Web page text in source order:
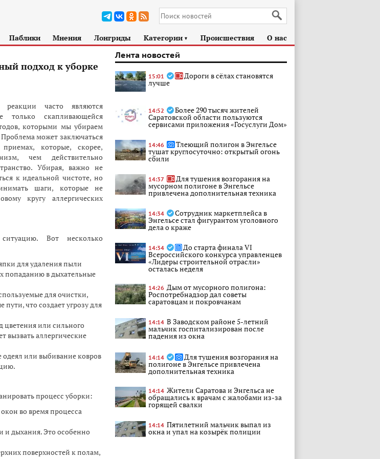
Паблики Мнения Лонгриды Категории ► Происшествия О нас
подход к уборке
реакции часто являются
только скапливающейся
которыми мы убираем
может заключаться
которые, скорее,
чем действительно
Убирая, важно не
к идеальной чистоте, но
шаги, которые не
кругу аллергических
Вот несколько
для удаления пыли
попаданию в дыхательные
для очистки,
что создает угрозу для
цветения или сильного
вызвать аллергические
одеял или выбивание ковров
процесс уборки:
во время процесса
и дыхания. Это особенно
поверхностей к полам,
Лента новостей
15:01 Дороги в сёлах становятся
лучше
14:52 Более 290 тысяч жителей
Саратовской области пользуются
сервисами приложения «Госуслуги Дом»
14:46 Тлеющий полигон в Энгельсе
тушат круглосуточно: открытый огонь
сбили
14:37 Для тушения возгорания на
мусорном полигоне в Энгельсе
привлечена дополнительная техника
14:34 Сотрудник маркетплейса в
Энгельсе стал фигурантом уголовного
дела о краже
14:34 До старта финала VI
Всероссийского конкурса управленцев
«Лидеры строительной отрасли»
осталась неделя
14:26 Дым от мусорного полигона:
Роспотребнадзор дал советы
саратовцам и покровчанам
14:14 В Заводском районе 5-летний
мальчик госпитализирован после
падения из окна
14:14 Для тушения возгорания на
полигоне в Энгельсе привлечена
дополнительная техника
14:14 Жители Саратова и Энгельса не
обращались к врачам с жалобами из-за
горящей свалки
14:14 Пятилетний мальчик выпал из
окна и упал на козырёк полиции